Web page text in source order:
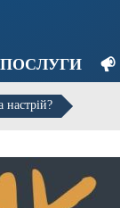
настрій?